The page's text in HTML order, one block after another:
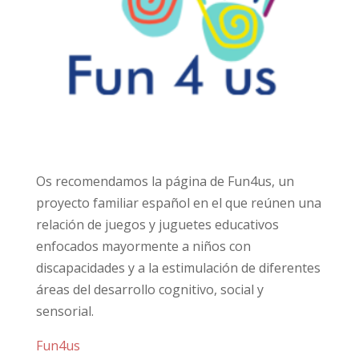
Os recomendamos la página de Fun4us, un
proyecto familiar español en el que reúnen una
relación de juegos y juguetes educativos
enfocados mayormente a niños con
discapacidades y a la estimulación de diferentes
áreas del desarrollo cognitivo, social y
sensorial.
Fun4us